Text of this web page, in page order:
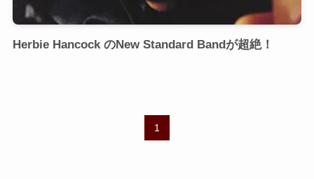
Herbie Hancock のNew Standard Bandが超絶！
1